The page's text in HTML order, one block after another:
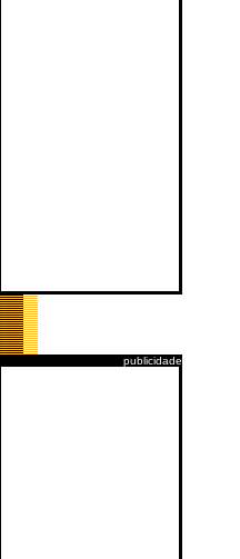
publicidade